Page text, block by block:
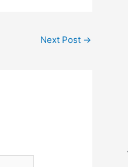
Next Post →